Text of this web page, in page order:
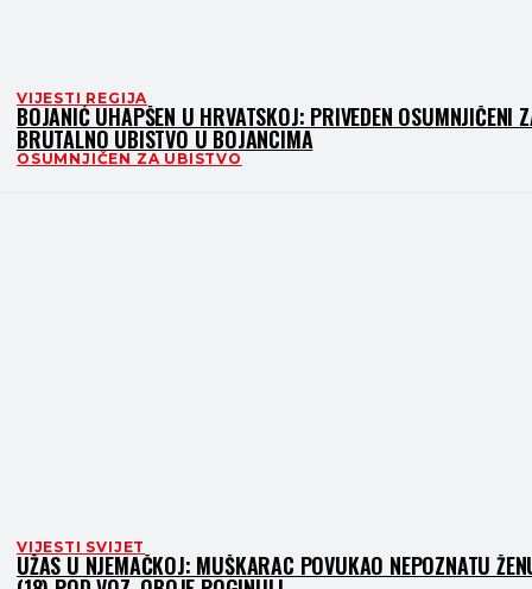
VIJESTI REGIJA
BOJANIĆ UHAPŠEN U HRVATSKOJ: PRIVEDEN OSUMNJIČENI
BRUTALNO UBISTVO U BOJANCIMA
OSUMNJIČEN ZA UBISTVO
VIJESTI SVIJET
UŽAS U NJEMAČKOJ: MUŠKARAC POVUKAO NEPOZNATU